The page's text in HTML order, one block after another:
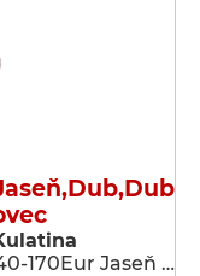
170Eur Jaseň …